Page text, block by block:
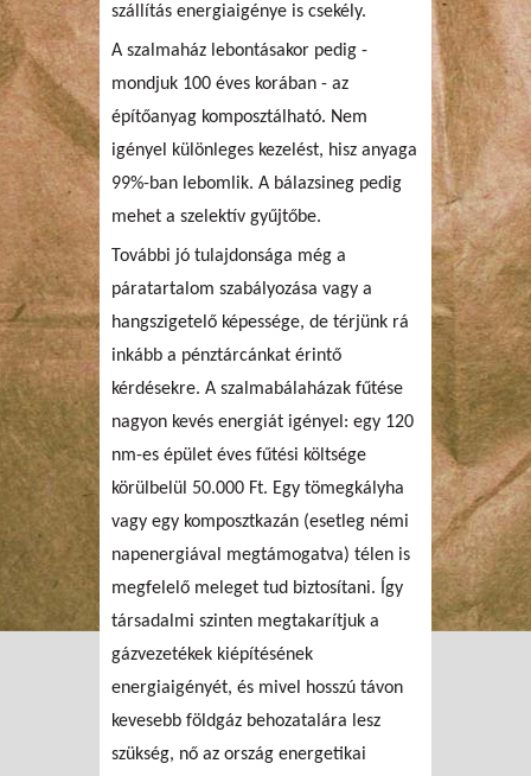
szállítás energiaigénye is csekély.
A szalmaház lebontásakor pedig -
mondjuk 100 éves korában - az
építőanyag komposztálható. Nem
igényel különleges kezelést, hisz anyaga
99%-ban lebomlik. A bálazsineg pedig
mehet a szelektív gyűjtőbe.
További jó tulajdonsága még a
páratartalom szabályozása vagy a
hangszigetelő képessége, de térjünk rá
inkább a pénztárcánkat érintő
kérdésekre. A szalmabálaházak fűtése
nagyon kevés energiát igényel: egy 120
nm-es épület éves fűtési költsége
körülbelül 50.000 Ft. Egy tömegkályha
vagy egy komposztkazán (esetleg némi
napenergiával megtámogatva) télen is
megfelelő meleget tud biztosítani. Így
társadalmi szinten megtakarítjuk a
gázvezetékek kiépítésének
energiaigényét, és mivel hosszú távon
kevesebb földgáz behozatalára lesz
szükség, nő az ország energetikai